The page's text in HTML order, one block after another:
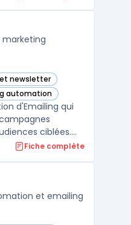
de repérer les
newsletter
catégorie
automation
catégorie
d'Emailing qui
ciblées.
il est possible de
MDirector
Fiche complète
et emailing